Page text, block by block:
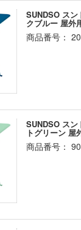
SUNDSO ス
クブルー 屋外
商品番号：
SUNDSO スン
トグリーン 屋
商品番号：